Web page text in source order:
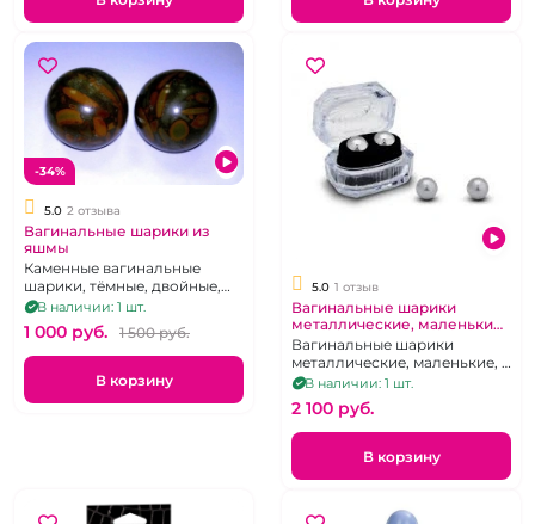
-34%
5.0 2 отзыва
Вагинальные шарики из
яшмы
Каменные вагинальные
шарики, тёмные, двойные,
без сцепки
В наличии: 1 шт.
1 000 pуб. 1 500 pуб.
В корзину
5.0 1 отзыв
Вагинальные шарики
металлические, маленькие,
в подарочной упаковке,
прозрачной
Вагинальные шарики
металлические, маленькие, в
подарочной упаковке.
В наличии: 1 шт.
2 100 pуб.
В корзину